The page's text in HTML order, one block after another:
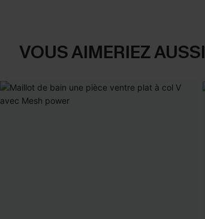
VOUS AIMERIEZ AUSSI